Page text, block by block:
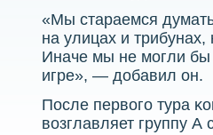
«Мы стараемся
на улицах и
Иначе мы не могли бы
игре», — добавил он.
После первогο тура
возглавляет группу